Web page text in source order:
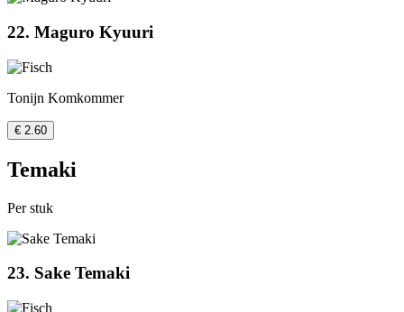
22. Maguro Kyuuri
Tonijn Komkommer
€ 2.60
Temaki
Per stuk
23. Sake Temaki